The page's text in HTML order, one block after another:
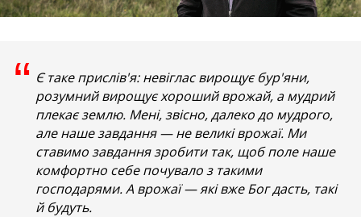
“ Є таке прислів'я: невіглас вирощує бур'яни,
розумний вирощує хороший врожай, а мудрий
плекає землю. Мені, звісно, далеко до мудрого,
але наше завдання — не великі врожаї. Ми
ставимо завдання зробити так, щоб поле наше
комфортно себе почувало з такими
господарями. А врожаї —які вже Бог дасть, такі
й будуть.